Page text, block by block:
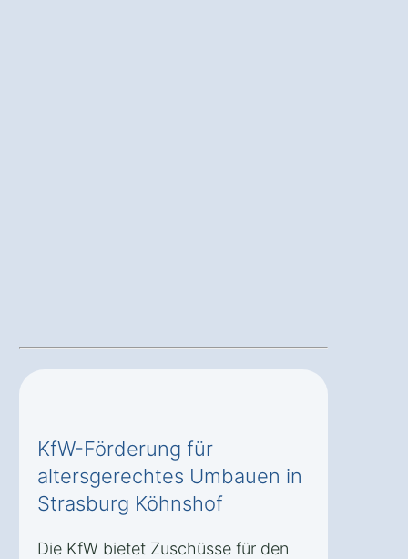
KfW-Förderung für
altersgerechtes Umbauen in
Strasburg Köhnshof
Die KfW bietet Zuschüsse für den